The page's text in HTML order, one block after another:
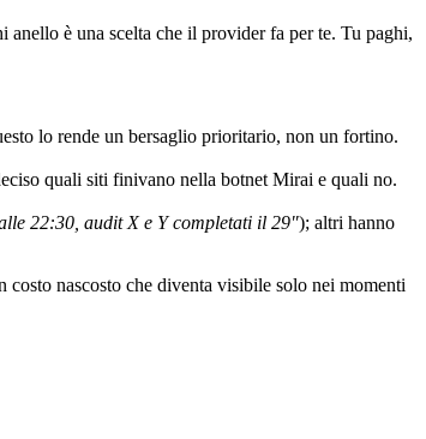
è una scelta che il provider fa per te. Tu paghi,
lo rende un bersaglio prioritario, non un fortino.
quali siti finivano nella botnet Mirai e quali no.
22:30, audit X e Y completati il 29"); altri hanno
nascosto che diventa visibile solo nei momenti